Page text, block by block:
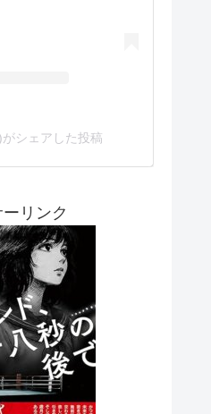
シェアした投稿
リンク